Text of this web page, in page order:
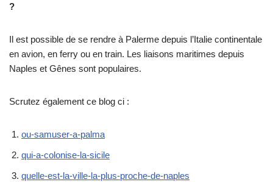
?
Il est possible de se rendre à Palerme depuis l’Italie continentale
en avion, en ferry ou en train. Les liaisons maritimes depuis
Naples et Gênes sont populaires.
Scrutez également ce blog ci :
ou-samuser-a-palma
qui-a-colonise-la-sicile
quelle-est-la-ville-la-plus-proche-de-naples